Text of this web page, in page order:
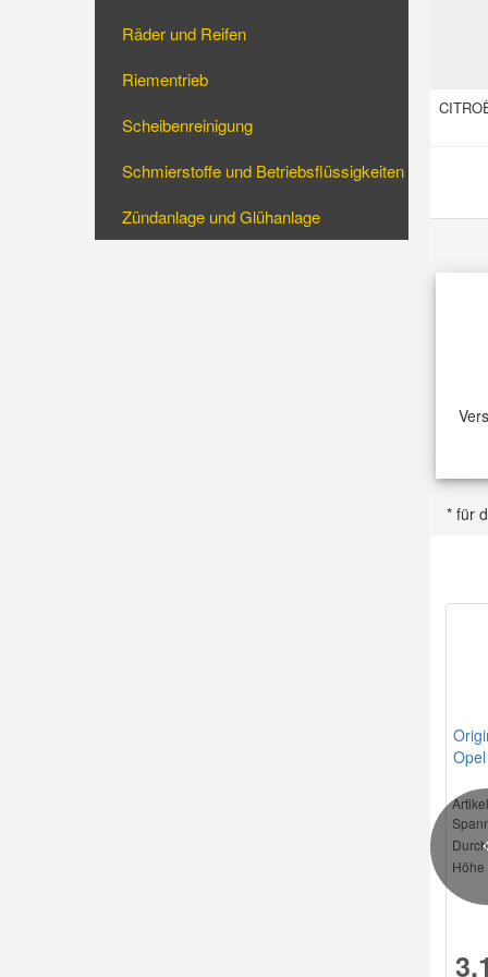
Räder und Reifen
Riementrieb
Scheibenreinigung
Schmierstoffe und Betriebsflüssigkeiten
Zündanlage und Glühanlage
* für
Höhe
Mazda Ersatzteile
Mini Ersatzteile
Mitsubishi Ersatzteile